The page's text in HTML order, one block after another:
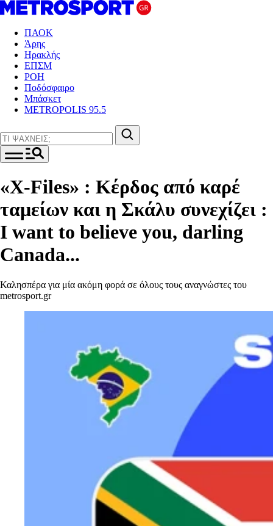
ΠΑΟΚ
Άρης
Ηρακλής
ΕΠΣΜ
ΡΟΗ
Ποδόσφαιρο
Μπάσκετ
METROPOLIS 95.5
«X-Files» : Κέρδος από καρέ
ταμείων και η Σκάλυ συνεχίζει :
I want to believe you, darling
Canada...
Καλησπέρα για μία ακόμη φορά σε όλους τους αναγνώστες του
metrosport.gr